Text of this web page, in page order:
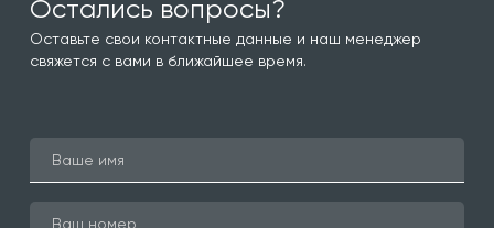
Остались вопросы?
Оставьте свои контактные данные и наш менеджер
свяжется с вами в ближайшее время.